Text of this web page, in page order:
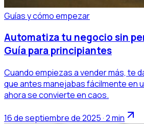
Guías y cómo empezar
Automatiza tu negocio sin
Guía para principiantes
Cuando empiezas a vender más, te
que antes manejabas fácilmente en
ahora se convierte en caos.
16 de septiembre de 2025 · 2 min